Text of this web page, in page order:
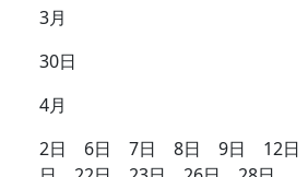
3月
30日
4月
2日 6日 7日 8日 9日 12